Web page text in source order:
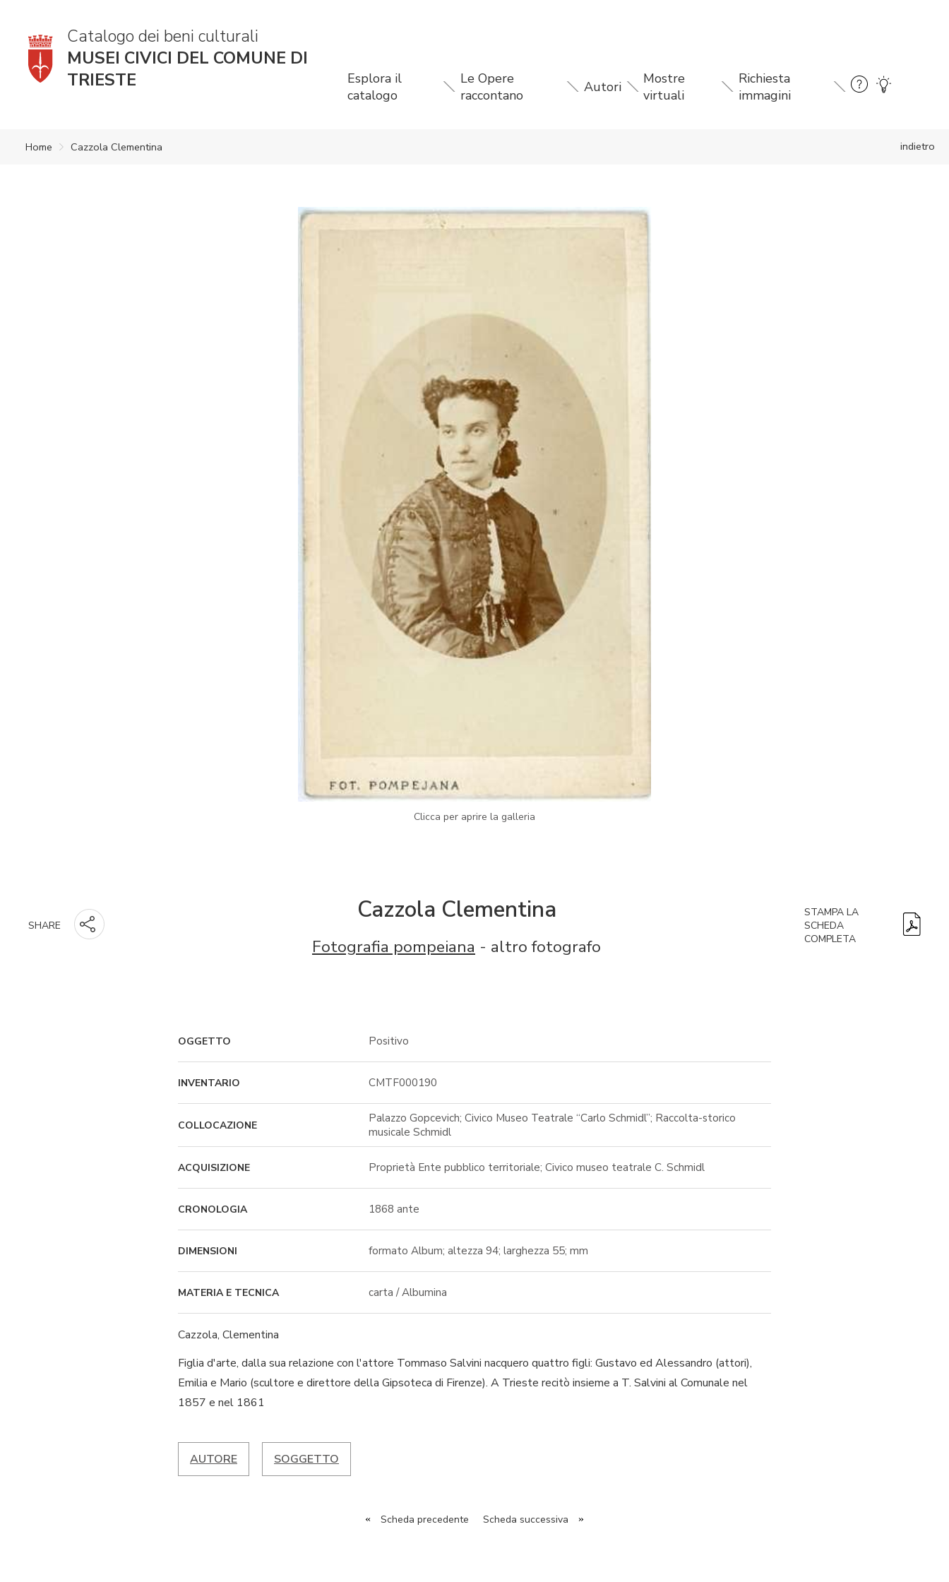
Catalogo dei beni culturali
MUSEI CIVICI DEL COMUNE DI
TRIESTE
Esplora il
catalogo
Le Opere
raccontano
Autori
Mostre
virtuali
Richiesta
immagini
indietro
Home Cazzola Clementina
Clicca per aprire la galleria
SHARE
Cazzola Clementina
Fotografia pompeiana - altro fotografo
STAMPA LA
SCHEDA
COMPLETA
OGGETTO Positivo
INVENTARIO CMTF000190
COLLOCAZIONE
Palazzo Gopcevich; Civico Museo Teatrale “Carlo Schmidl”; Raccolta-storico
musicale Schmidl
ACQUISIZIONE Proprietà Ente pubblico territoriale; Civico museo teatrale C. Schmidl
CRONOLOGIA 1868 ante
DIMENSIONI formato Album; altezza 94; larghezza 55; mm
MATERIA E TECNICA carta / Albumina
Cazzola, Clementina
Figlia d'arte, dalla sua relazione con l'attore Tommaso Salvini nacquero quattro figli: Gustavo ed Alessandro (attori),
Emilia e Mario (scultore e direttore della Gipsoteca di Firenze). A Trieste recitò insieme a T. Salvini al Comunale nel
1857 e nel 1861
AUTORE SOGGETTO
« Scheda precedente Scheda successiva »